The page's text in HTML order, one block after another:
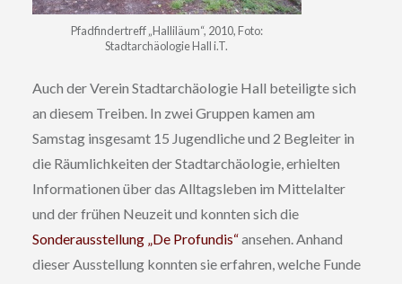
Pfadfindertreff „Halliläum“, 2010, Foto:
Stadtarchäologie Hall i.T.
Auch der Verein Stadtarchäologie Hall beteiligte sich
an diesem Treiben. In zwei Gruppen kamen am
Samstag insgesamt 15 Jugendliche und 2 Begleiter in
die Räumlichkeiten der Stadtarchäologie, erhielten
Informationen über das Alltagsleben im Mittelalter
und der frühen Neuzeit und konnten sich die
Sonderausstellung „De Profundis“ansehen. Anhand
dieser Ausstellung konnten sie erfahren, welche Funde